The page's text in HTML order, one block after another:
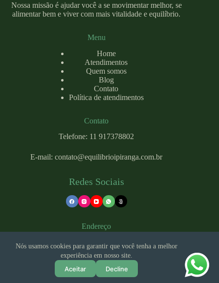
Nós usamos cookies para garantir que você tenha a melhor
experiência em nosso site.
Aceitar Decline
Nossa missão é ajudar você a se movimentar melhor, se
alimentar bem e viver com mais vitalidade e equilíbrio.
Menu
Home
Atendimentos
Quem somos
Blog
Contato
Política de atendimentos
Contato
Telefone: 11 917378802
E-mail:contato@equilibrioipiranga.com.br
Redes Sociais
Endereço
Rua Costa Aguiar, 2636 - Ipiranga, São Paulo - SP, 04204-